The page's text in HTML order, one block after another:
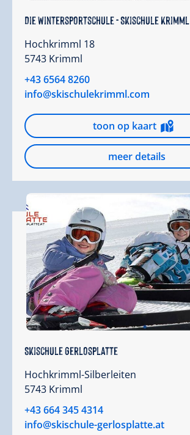
Die Wintersportschule - Skischule Krimml
Hochkrimml 18
5743 Krimml
+43 6564 8260
info@skischulekrimml.com
toon op kaart
meer details
Skischule Gerlosplatte
Hochkrimml-Silberleiten
5743 Krimml
+43 664 345 4314
info@skischule-gerlosplatte.at